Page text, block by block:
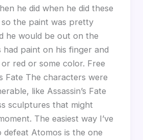
he did when he did these
so the paint was pretty
he would be out on the
had paint on his finger and
red or some color. Free
Fate The characters were
like Assassin’s Fate
sculptures that might
The easiest way I’ve
Atomos is the one